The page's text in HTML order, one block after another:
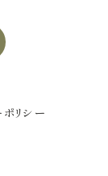
リシー